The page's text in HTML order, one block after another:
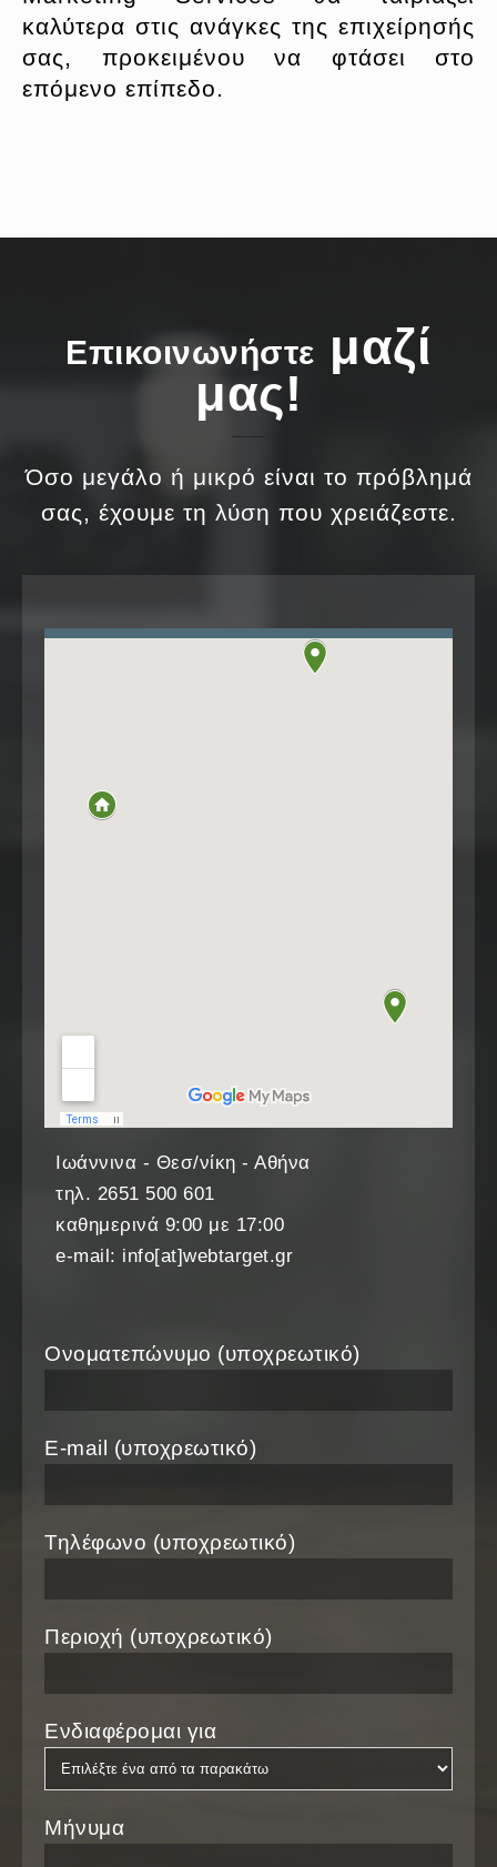
καλύτερα στις ανάγκες της επιχείρησής
σας, προκειμένου να φτάσει στο
επόμενο επίπεδο.
Επικοινωνήστε μαζί
μας!
Όσο μεγάλο ή μικρό είναι το πρόβλημά
σας, έχουμε τη λύση που χρειάζεστε.
Ιωάννινα - Θεσ/νίκη - Αθήνα
τηλ. 2651 500 601
καθημερινά 9:00 με 17:00
e-mail: info[at]webtarget.gr
Ονοματεπώνυμο (υποχρεωτικό)
E-mail (υποχρεωτικό)
Τηλέφωνο (υποχρεωτικό)
Περιοχή (υποχρεωτικό)
Ενδιαφέρομαι για
Μήνυμα